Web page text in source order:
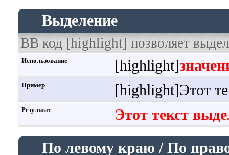
Выделение
BB код [highlight] позволяет
Использование [highlight]
Пример [highlight]Этот
Результат
Этот текст
По левому краю / По